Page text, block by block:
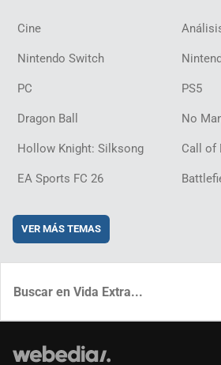
Cine
Nintendo Switch
PC PS5
Dragon Ball No
Hollow Knight: Silksong Call of
EA Sports FC 26
VER MÁS TEMAS